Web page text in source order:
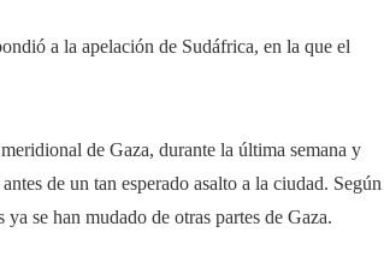
a la apelación de Sudáfrica, en la que el
de Gaza, durante la última semana y
de un tan esperado asalto a la ciudad. Según
se han mudado de otras partes de Gaza.